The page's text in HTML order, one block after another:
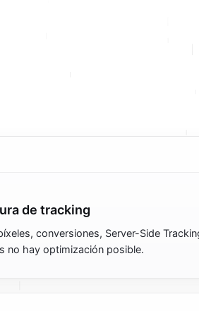
de tracking
conversiones, Server-Side
no hay optimización posible.